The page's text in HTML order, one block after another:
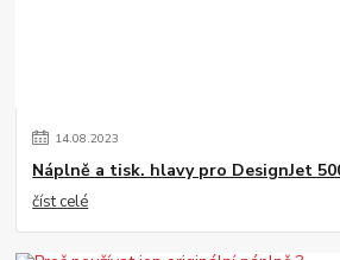
14.08.2023
Náplně a tisk. hlavy pro DesignJet
číst celé